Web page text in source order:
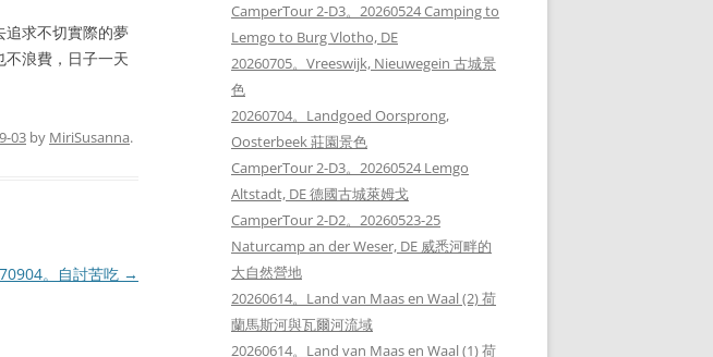
追求不切實際的夢
浪費，日子一天
03 by MiriSusanna.
。自討苦吃 →
CamperTour 2-D3。20260524 Camping to
Lemgo to Burg Vlotho, DE
20260705。Vreeswijk, Nieuwegein 古城景
色
20260704。Landgoed Oorsprong,
Oosterbeek 莊園景色
CamperTour 2-D3。20260524 Lemgo
Altstadt, DE 德國古城萊姆戈
CamperTour 2-D2。20260523-25
Naturcamp an der Weser, DE 威悉河畔的
大自然營地
20260614。Land van Maas en Waal (2) 荷
蘭馬斯河與瓦爾河流域
20260614。Land van Maas en Waal (1) 荷